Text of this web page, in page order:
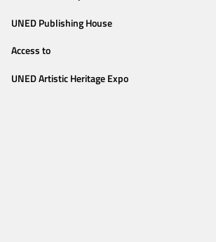
UNED Publishing House
Access to
UNED Artistic Heritage Expo